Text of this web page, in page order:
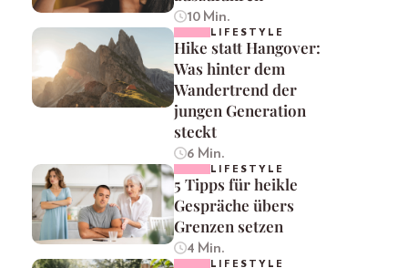
10 Min.
LIFESTYLE
Hike statt Hangover:
Was hinter dem
Wandertrend der
jungen Generation
steckt
6 Min.
LIFESTYLE
5 Tipps für heikle
Gespräche übers
Grenzen setzen
4 Min.
LIFESTYLE